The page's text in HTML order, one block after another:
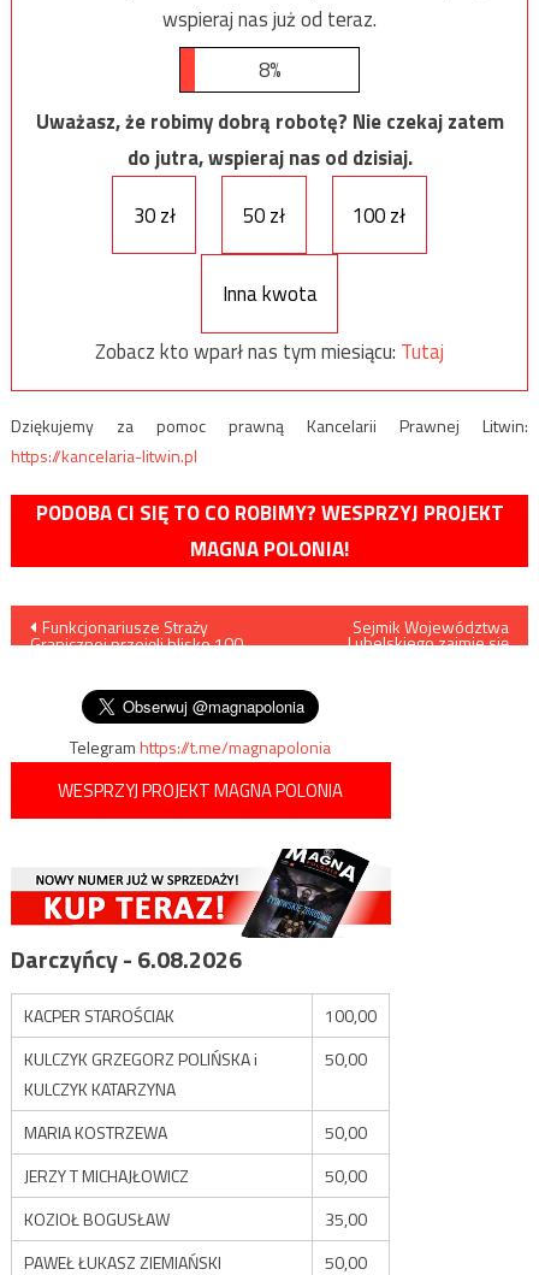
wspieraj nas już od teraz.
8%
Uważasz, że robimy dobrą robotę? Nie czekaj zatem
do jutra, wspieraj nas od dzisiaj.
30 zł
50 zł 100 zł
Inna kwota
Zobacz kto wparł nas tym miesiącu: Tutaj
Dziękujemy za pomoc prawną Kancelarii Prawnej Litwin:
https://kancelaria-litwin.pl
PODOBA CI SIĘ TO CO ROBIMY? WESPRZYJ PROJEKT
MAGNA POLONIA!
Nawigacja
wpisu
Funkcjonariusze Straży
Granicznej przejęli blisko 100
Sejmik Województwa
Lubelskiego zajmie się
Telegramhttps://t.me/magnapolonia
WESPRZYJ PROJEKT MAGNA POLONIA
Darczyńcy - 6.08.2026
KACPER STAROŚCIAK
100,00
KULCZYK GRZEGORZ POLIŃSKA i
KULCZYK KATARZYNA
50,00
MARIA KOSTRZEWA
50,00
JERZY T MICHAJŁOWICZ
50,00
KOZIOŁ BOGUSŁAW
35,00
PAWEŁ ŁUKASZ ZIEMIAŃSKI
50,00